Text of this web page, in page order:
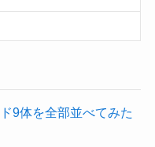
9体を全部並べてみた